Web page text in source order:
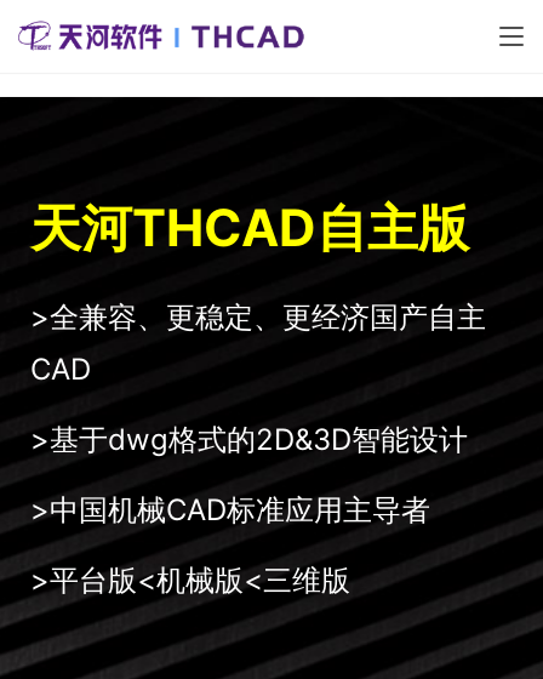
天河THCAD自主版
>全兼容、更稳定、更经济国产自主
CAD
>基于dwg格式的2D&3D智能设计
>中国机械CAD标准应用主导者
>平台版<机械版<三维版